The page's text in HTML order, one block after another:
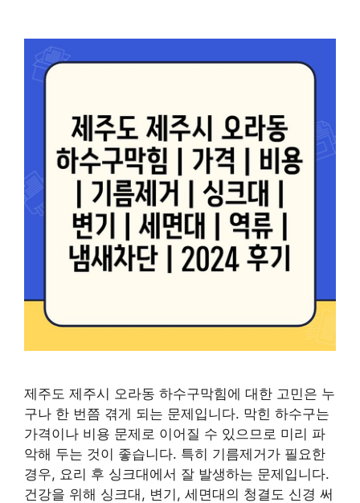
제주도 제주시 오라동 하수구막힘에 대한 고민은 누
구나 한 번쯤 겪게 되는 문제입니다. 막힌 하수구는
가격이나 비용 문제로 이어질 수 있으므로 미리 파
악해 두는 것이 좋습니다. 특히 기름제거가 필요한
경우, 요리 후 싱크대에서 잘 발생하는 문제입니다.
건강을 위해 싱크대, 변기, 세면대의 청결도 신경 써